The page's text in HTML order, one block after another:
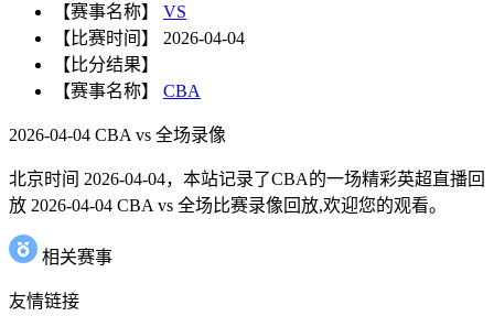
【赛事名称】
VS
【比赛时间】
2026-04-04
【比分结果】
【赛事名称】
CBA
2026-04-04 CBA vs 全场录像
北京时间 2026-04-04，本站记录了CBA的一场精彩英超直播回
放 2026-04-04 CBA vs 全场比赛录像回放,欢迎您的观看。
相关赛事
友情链接